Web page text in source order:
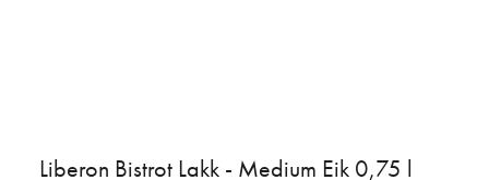
Liberon Bistrot Lakk - Medium Eik 0,75 l